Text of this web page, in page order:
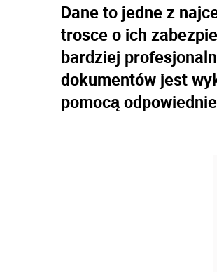
Dane to jedne z
trosce o ich
bardziej
dokumentów jest
pomocą